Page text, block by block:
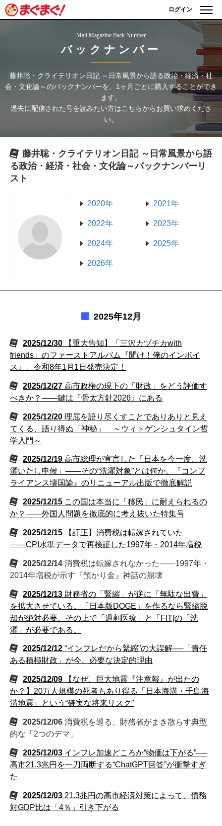
ログイン
Mail Magazine Back Number
バックナンバー
藤井聡・クライテリオン日記 ～日常風景から語る政治・経済・社
会・文化論～のバックナンバーを、1ヶ月ごとに購入することができ
ます。
過去に配信された号を読みたい方はこちらからお買い求めくださ
い。
藤井聡・クライテリオン日記 ～日常風景から語
る政治・経済・社会・文化論～バックナンバーリ
スト
2020年 2021年
2022年 2023年
2024年 2025年
2026年
2025年12月
2025/12/30
【重大告知】「三沢カヅチカwith
friends」のファーストアルバム『聞け！俺のインボイ
ス』、令和8年1月1日発売決定！
2025/12/27 高市政権の現下の「財政」をどう評価す
べきか？――鍵は『骨太方針2026』にある
2025/12/20 理屈を語り尽くすことでありありと見え
てくる、語り得ぬ「神秘」 ～ウィトゲンシュタイン哲
学入門～
2025/12/19 高市総理が宣言した「日本を今一度、洗
濯いたし申候」――その“洗濯対象”とは何か。『コンプ
ライアンス壊国論』のリニューアル出版で徹底解説
2025/12/15 この国は本当に「移民」に耐えられるの
か？――外国人問題を徹底的に考え抜いた特集号
2025/12/15
【訂正】消費税は転嫁されていた
――CPI水準データで再検証した1997年・2014年増税
2025/12/14 消費税は転嫁されなかった――1997年・
2014年増税が示す『預かり金』神話の崩壊
2025/12/13 財務省の「緊縮」が逆に「無駄な出費」
を拡大させている。「日本版DOGE」を作るなら緊縮脱
却が絶対必要。その上で「過剰医療」と「FIT]の「洗
濯」が必要である。
2025/12/12 “インフレだから緊縮”の大誤解──「責任
ある積極財政」が今、必要な決定的理由
2025/12/09
【なぜ、巨大地震『注意報』が出たの
か？】20万人規模の死者もあり得る「日本海溝・千島海
溝地震」という“確実な将来リスク”
2025/12/06 消費税を巡る、財務省がまき散らす典型
的な「2つのデマ」
2025/12/03 インフレ加速どころか“物価は下がる”──
高市21.3兆円を一刀両断する“ChatGPT回答”が衝撃すぎ
た
2025/12/03 21.3兆円の高市経済対策によって、債務
対GDP比は「4％」引き下がる